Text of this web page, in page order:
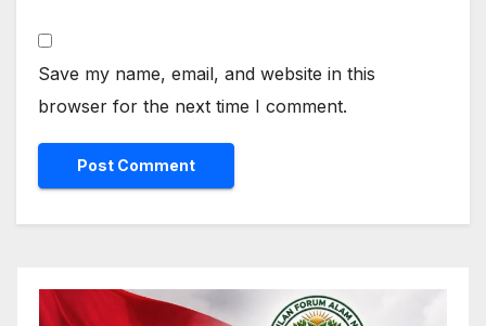
Save my name, email, and website in this
browser for the next time I comment.